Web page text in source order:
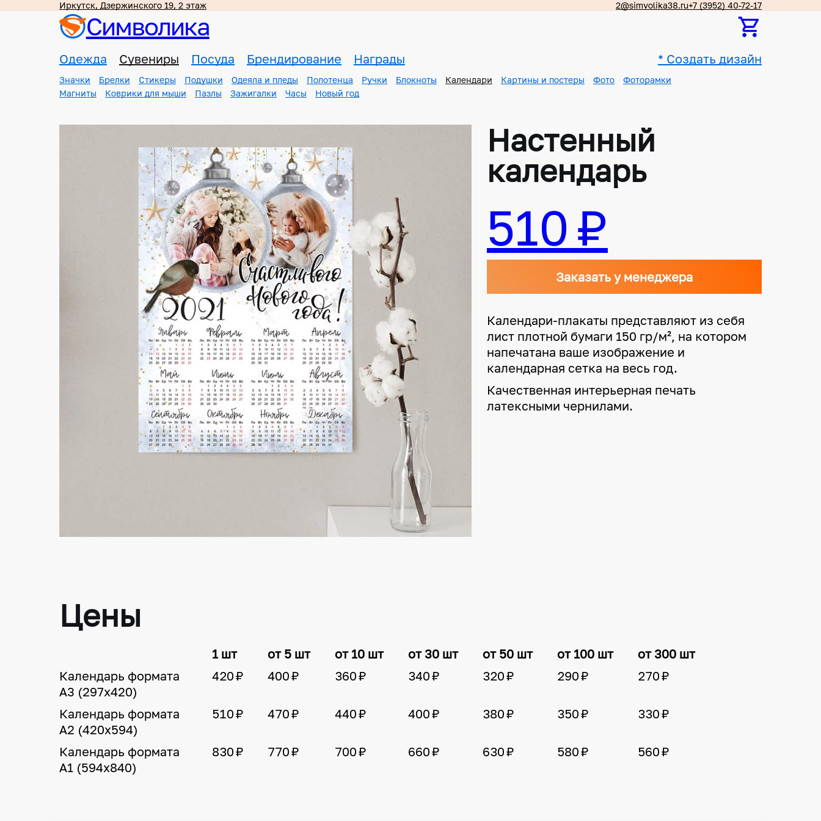
Иркутск, Дзержинского 19, 2 этаж 2@simvolika38.ru+7 (3952) 40-72-17
Символика
Одежда Сувениры Посуда Брендирование Награды * Создать дизайн
Значки Брелки Стикеры Подушки Одеяла и пледы Полотенца Ручки Блокноты Календари Картины и постеры Фото
Фоторамки
Магниты
Коврики для мыши Пазлы Зажигалки Часы Новый год
Настенный
календарь
510 ₽
Заказать у менеджера
Календари-плакаты представляют из себя
лист плотной бумаги 150 гр/м², на котором
напечатана ваше изображение и
календарная сетка на весь год.
Качественная интерьерная печать
латексными чернилами.
Цены
1 шт от 5 шт от 10 шт от 30 шт от 50 шт от 100 шт
от 300 шт
Календарь формата
А3 (297х420)
420 ₽ 400 ₽ 360 ₽ 340 ₽ 320 ₽ 290 ₽ 270 ₽
Календарь формата
А2 (420х594)
510 ₽ 470 ₽ 440 ₽ 400 ₽ 380 ₽ 350 ₽ 330 ₽
Календарь формата
А1 (594х840)
830 ₽ 770 ₽ 700 ₽ 660 ₽ 630 ₽ 580 ₽ 560 ₽